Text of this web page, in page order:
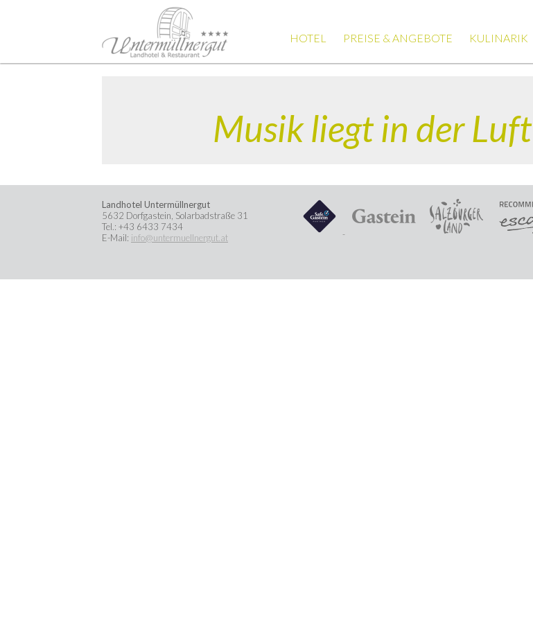
HOTEL PREISE & ANGEBOTE KULINARIK
Musik liegt in der Luft
Landhotel Untermüllnergut
5632 Dorfgastein Solarbadstraße 31
Tel.: +43 6433 7434
E-Mail: info@untermuellnergut.at